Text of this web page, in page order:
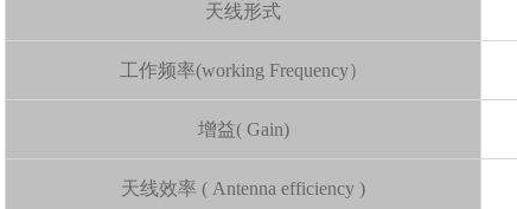
天线形式
工作频率(working Frequency）
增益( Gain)
天线效率 ( Antenna efficiency )